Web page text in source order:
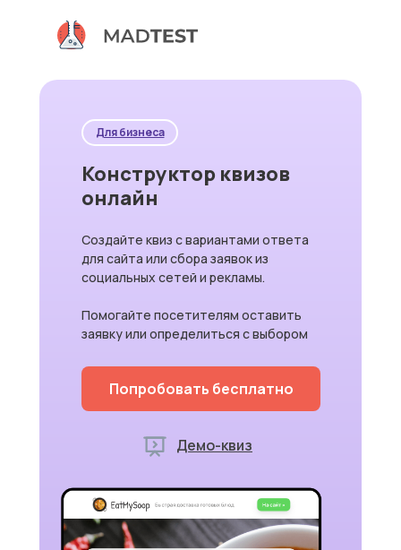
Конструктор квизов
онлайн
Создайте квиз с вариантами ответа
для сайта или сбора заявок из
социальных сетей и рекламы.
Помогайте посетителям оставить
заявку или определиться с выбором
Попробовать бесплатно
Для бизнеса
Демо-квиз